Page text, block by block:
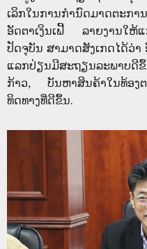
ເລິກໃນການກໍານົດມາດຕະ
ອັດຕາເງິນເຟີ້ ລາຍງານໃຫ້
ປັດຈຸບັນ ສາມາດສັງເກດໄດ້ວ່າ
ແລກປ່ຽນມີສະຖຽນລະພາບດີ
ກ້າວ, ບັນຫາສິນຄ້າໃນທ້ອງ
ທິດທາງທີ່ດີຂຶ້ນ.